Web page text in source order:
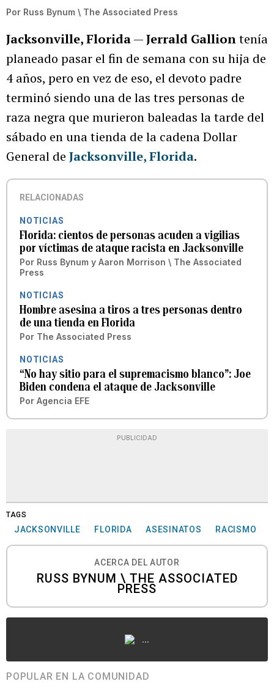
Por Russ Bynum \ The Associated Press
Jacksonville, Florida—Jerrald Galliontenía
planeado pasar el fin de semana con su hija de
4 años, pero en vez de eso, el devoto padre
terminó siendo una de las tres personas de
raza negra que murieron baleadas la tarde del
sábado en una tienda de la cadena Dollar
General de Jacksonville, Florida.
RELACIONADAS
NOTICIAS
Florida: cientos de personas acuden a vigilias
por víctimas de ataque racista en Jacksonville
Por Russ Bynum y Aaron Morrison \ The Associated
Press
NOTICIAS
Hombre asesina a tiros a tres personas dentro
de una tienda en Florida
Por The Associated Press
NOTICIAS
“No hay sitio para el supremacismo blanco”: Joe
Biden condena el ataque de Jacksonville
Por Agencia EFE
PUBLICIDAD
TAGS
JACKSONVILLE FLORIDA ASESINATOS RACISMO
ACERCA DEL AUTOR
RUSS BYNUM \ THE ASSOCIATED
PRESS
...
POPULAR EN LA COMUNIDAD